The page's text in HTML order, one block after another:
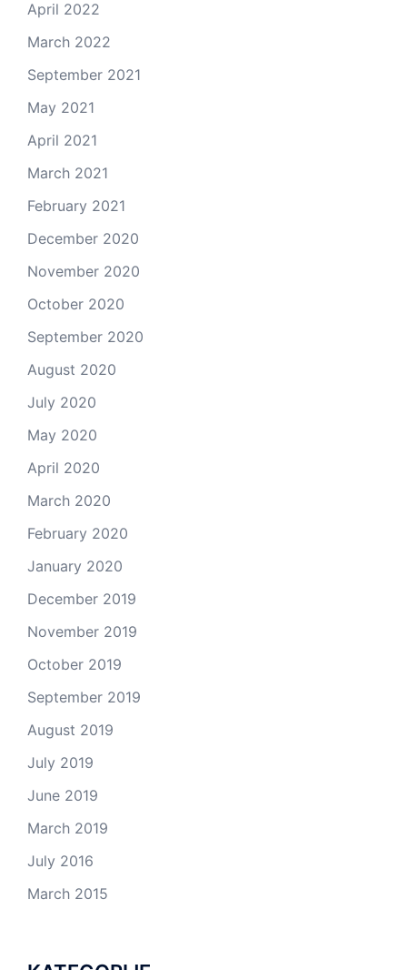
April 2022
March 2022
September 2021
May 2021
April 2021
March 2021
February 2021
December 2020
November 2020
October 2020
September 2020
August 2020
July 2020
May 2020
April 2020
March 2020
February 2020
January 2020
December 2019
November 2019
October 2019
September 2019
August 2019
July 2019
June 2019
March 2019
July 2016
March 2015